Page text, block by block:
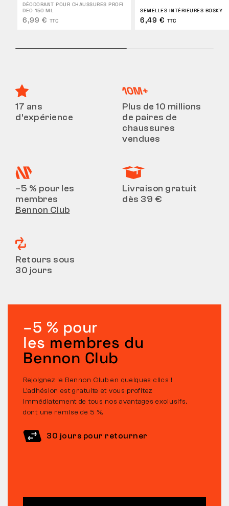
DÉODORANT POUR CHAUSSURES PROFI
DEO 150 ML
6,99 € TTC
SEMELLES INTÉRIEURES BOSKY
6,49 € TTC
17 ans
d’expérience
Plus de 10 millions
de paires de
chaussures
vendues
–5 % pour les
membres
Bennon Club
Livraison gratuit
dès 39 €
Retours sous
30 jours
–5 % pour
les membres du
Bennon Club
Rejoignez le Bennon Club en quelques clics !
L’adhésion est gratuite et vous profitez
immédiatement de tous nos avantages exclusifs,
dont une remise de 5 %.
30 jours pour retourner